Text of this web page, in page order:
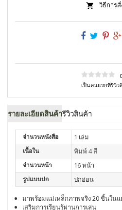
วิธีการ
เป็นคนแรกที่รีวิว
รายละเอียดสินค้ารีวิวสินค้า
จำนวนหนังสือ 1 เล่ม
เนื้อใน พิมพ์ 4 สี
จำนวนหน้า 16 หน้า
รูปแบบปก ปกอ่อน
มาพร้อมแม่เหล็กภาพจริง 20 ชิ้นใน
เสริมการเรียนรู้ผ่านการเล่น